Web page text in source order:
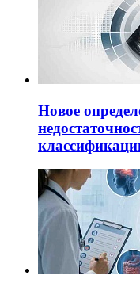
Новое